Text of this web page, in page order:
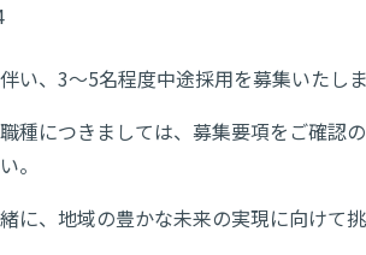
い、3～5名程度中途採用を募集いたし
種につきましては、募集要項をご確認
。
に、地域の豊かな未来の実現に向けて